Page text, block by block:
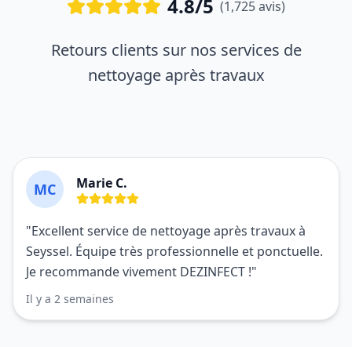
4.8/5 (1,725 avis)
Retours clients sur nos services de
nettoyage après travaux
MC Marie C.
"Excellent service de nettoyage après travaux à
Seyssel. Équipe très professionnelle et ponctuelle.
Je recommande vivement DEZINFECT !"
Il y a 2 semaines